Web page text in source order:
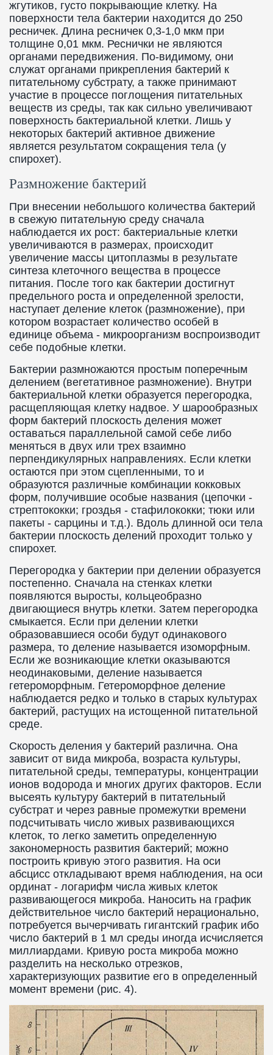
жгутиков, густо покрывающие клетку. На
поверхности тела бактерии находится до 250
ресничек. Длина ресничек 0,3-1,0 мкм при
толщине 0,01 мкм. Реснички не являются
органами передвижения. По-видимому, они
служат органами прикрепления бактерий к
питательному субстрату, а также принимают
участие в процессе поглощения питательных
веществ из среды, так как сильно увеличивают
поверхность бактериальной клетки. Лишь у
некоторых бактерий активное движение
является результатом сокращения тела (у
спирохет).
Размножение бактерий
При внесении небольшого количества бактерий
в свежую питательную среду сначала
наблюдается их рост: бактериальные клетки
увеличиваются в размерах, происходит
увеличение массы цитоплазмы в результате
синтеза клеточного вещества в процессе
питания. После того как бактерии достигнут
предельного роста и определенной зрелости,
наступает деление клеток (размножение), при
котором возрастает количество особей в
единице объема - микроорганизм воспроизводит
себе подобные клетки.
Бактерии размножаются простым поперечным
делением (вегетативное размножение). Внутри
бактериальной клетки образуется перегородка,
расщепляющая клетку надвое. У шарообразных
форм бактерий плоскость деления может
оставаться параллельной самой себе либо
меняться в двух или трех взаимно
перпендикулярных направлениях. Если клетки
остаются при этом сцепленными, то и
образуются различные комбинации кокковых
форм, получившие особые названия (цепочки -
стрептококки; гроздья - стафилококки; тюки или
пакеты - сарцины и т.д.). Вдоль длинной оси тела
бактерии плоскость делений проходит только у
спирохет.
Перегородка у бактерии при делении образуется
постепенно. Сначала на стенках клетки
появляются выросты, кольцеобразно
двигающиеся внутрь клетки. Затем перегородка
смыкается. Если при делении клетки
образовавшиеся особи будут одинакового
размера, то деление называется изоморфным.
Если же возникающие клетки оказываются
неодинаковыми, деление называется
гетероморфным. Гетероморфное деление
наблюдается редко и только в старых культурах
бактерий, растущих на истощенной питательной
среде.
Скорость деления у бактерий различна. Она
зависит от вида микроба, возраста культуры,
питательной среды, температуры, концентрации
ионов водорода и многих других факторов. Если
высеять культуру бактерий в питательный
субстрат и через равные промежутки времени
подсчитывать число живых развивающихся
клеток, то легко заметить определенную
закономерность развития бактерий; можно
построить кривую этого развития. На оси
абсцисс откладывают время наблюдения, на оси
ординат - логарифм числа живых клеток
развивающегося микроба. Наносить на график
действительное число бактерий нерационально,
потребуется вычерчивать гигантский график ибо
число бактерий в 1 мл среды иногда исчисляется
миллиардами. Кривую роста микроба можно
разделить на несколько отрезков,
характеризующих развитие его в определенный
момент времени (рис. 4).